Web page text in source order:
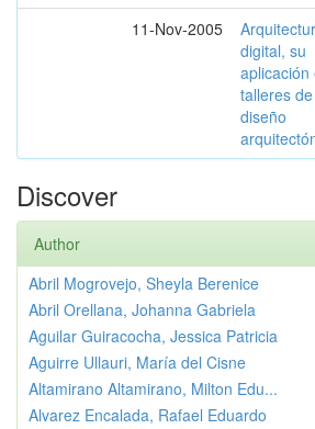
11-Nov-2005
digital, su
aplicación
talleres de
diseño
Discover
Author
Abril Mogrovejo, Sheyla Berenice
Abril Orellana, Johanna Gabriela
Aguilar Guiracocha, Jessica Patricia
Aguirre Ullauri, María del Cisne
Altamirano Altamirano, Milton Edu...
Alvarez Encalada, Rafael Eduardo